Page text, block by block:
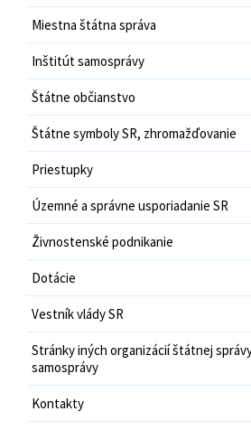
Miestna štátna správa
Inštitút samosprávy
Štátne občianstvo
Štátne symboly SR, zhromažďovanie
Priestupky
Územné a správne usporiadanie SR
Živnostenské podnikanie
Dotácie
Vestník vlády SR
Stránky iných organizácií štátnej
samosprávy
Kontakty